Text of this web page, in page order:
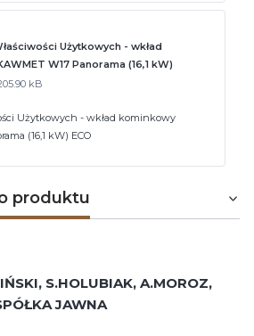
Użytkowych - wkład
W17 Panorama (16,1 kW)
kB
Użytkowych - wkład kominkowy
(16,1 kW) ECO
produktu
S.HOLUBIAK, A.MOROZ,
JAWNA